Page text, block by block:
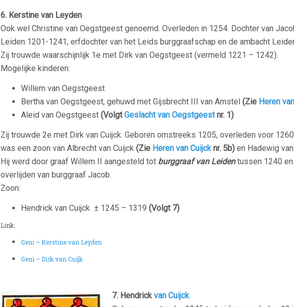
6. Kerstine van Leyden
Ook wel Christine van Oegstgeest genoemd. Overleden in 1254. Dochter van
Leiden 1201-1241, erfdochter van het Leids burggraafschap en de ambacht
Zij trouwde waarschijnlijk 1e met Dirk van Oegstgeest (vermeld 1221 – 1242).
Mogelijke kinderen:
Willem van Oegstgeest
Bertha van Oegstgeest, gehuwd met Gijsbrecht III van Amstel (Zie Heren
Aleid van Oegstgeest (VolgtGeslacht van Oegstgeestnr. 1)
Zij trouwde 2e met Dirk van Cuijck. Geboren omstreeks 1205, overleden voor
was een zoon van Albrecht van Cuijck (Zie Heren van Cuijcknr. 5b) en Hadewig
Hij werd door graaf Willem II aangesteld tot burggraaf van Leidentussen 1240 en
overlijden van burggraaf Jacob.
Zoon:
Hendrick van Cuijck ± 1245 – 1319 (Volgt 7)
Link:
Geni – Kerstine van Leyden
Geni – Dirk van Cuijk
7. Hendrickvan Cuijck